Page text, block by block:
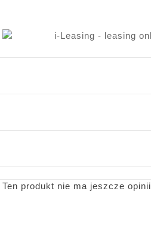
Ten produkt nie ma jeszcze opinii